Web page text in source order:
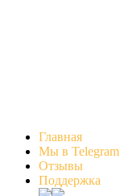
Главная
Мы в Telegram
Отзывы
Поддержка